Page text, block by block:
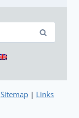
Sitemap | Links